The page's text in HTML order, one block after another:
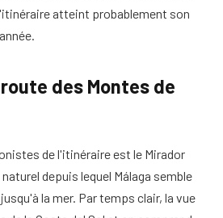
atteint probablement son
des Montes de
de l'itinéraire est le Mirador
depuis lequel Málaga semble
la mer. Par temps clair, la vue